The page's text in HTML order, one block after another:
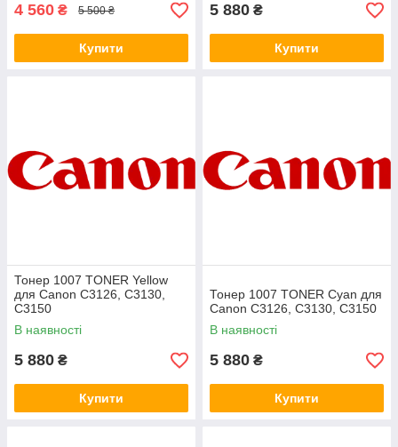
4 560 ₴ 5 500 ₴
Купити
5 880 ₴
Купити
Тонер 1007 TONER Yellow
для Canon C3126, C3130,
C3150
В наявності
5 880 ₴
Купити
Тонер 1007 TONER Cyan для
Canon C3126, C3130, C3150
В наявності
5 880 ₴
Купити